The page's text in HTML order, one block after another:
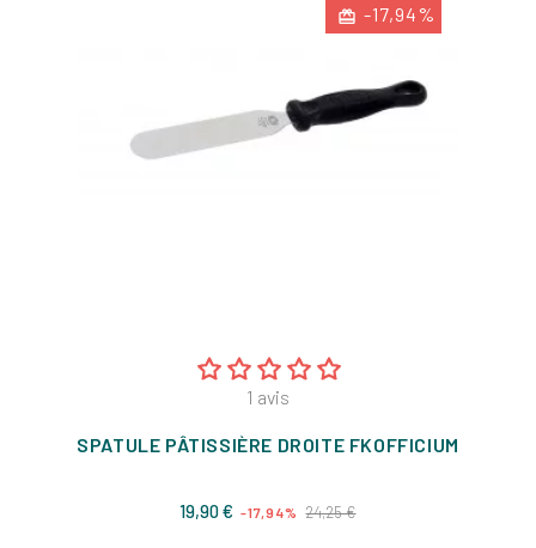
-17,94%
1 avis
SPATULE PÂTISSIÈRE DROITE FKOFFICIUM
19,90 € Prix
-17,94% 24,25 €Prix